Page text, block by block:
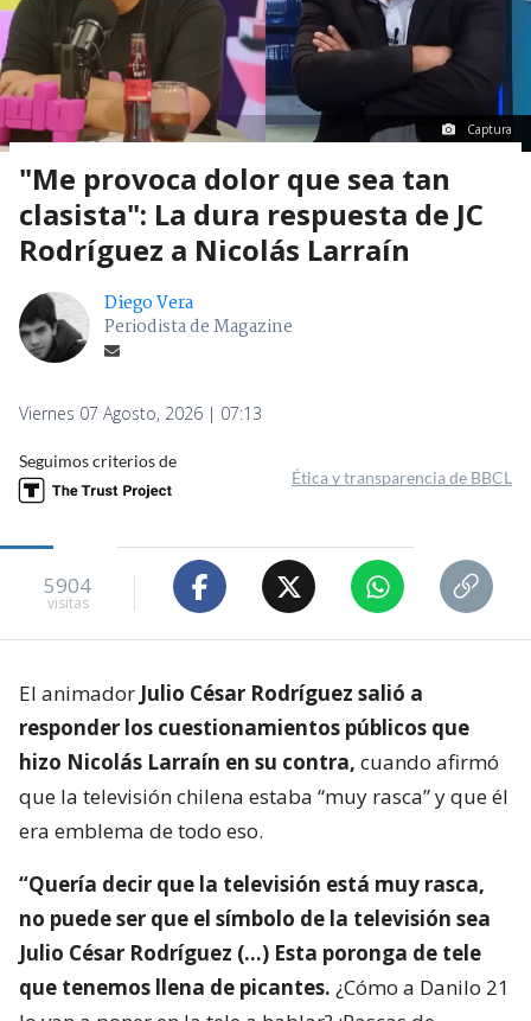
Captura
"Me provoca dolor que sea tan
clasista": La dura respuesta de JC
Rodríguez a Nicolás Larraín
Diego Vera
Periodista de Magazine
Viernes 07 Agosto, 2026 | 07:13
Seguimos criterios de
Ética y transparencia de BBCL
5904
visitas
El animador Julio César Rodríguez salió a
responder los cuestionamientos públicos que
hizo Nicolás Larraín en su contra, cuando afirmó
que la televisión chilena estaba “muy rasca” y que él
era emblema de todo eso.
“Quería decir que la televisión está muy rasca,
no puede ser que el símbolo de la televisión sea
Julio César Rodríguez (…) Esta poronga de tele
que tenemos llena de picantes. ¿Cómo a Danilo 21